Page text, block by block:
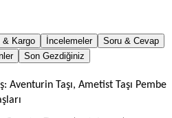
& Kargo İncelemeler
Soru & Cevap
Son Gezdiğiniz
Aventurin Taşı, Ametist Taşı Pembe